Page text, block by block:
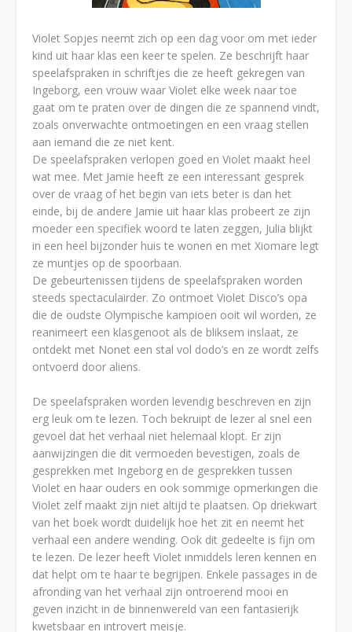
Violet Sopjes neemt zich op een dag voor om met ieder
kind uit haar klas een keer te spelen. Ze beschrijft haar
speelafspraken in schriftjes die ze heeft gekregen van
Ingeborg, een vrouw waar Violet elke week naar toe
gaat om te praten over de dingen die ze spannend vindt,
zoals onverwachte ontmoetingen en een vraag stellen
aan iemand die ze niet kent.
De speelafspraken verlopen goed en Violet maakt heel
wat mee. Met Jamie heeft ze een interessant gesprek
over de vraag of het begin van iets beter is dan het
einde, bij de andere Jamie uit haar klas probeert ze zijn
moeder een specifiek woord te laten zeggen, Julia blijkt
in een heel bijzonder huis te wonen en met Xiomare legt
ze muntjes op de spoorbaan.
De gebeurtenissen tijdens de speelafspraken worden
steeds spectaculairder. Zo ontmoet Violet Disco’s opa
die de oudste Olympische kampioen ooit wil worden, ze
reanimeert een klasgenoot als de bliksem inslaat, ze
ontdekt met Nonet een stal vol dodo’s en ze wordt zelfs
ontvoerd door aliens.
De speelafspraken worden levendig beschreven en zijn
erg leuk om te lezen. Toch bekruipt de lezer al snel een
gevoel dat het verhaal niet helemaal klopt. Er zijn
aanwijzingen die dit vermoeden bevestigen, zoals de
gesprekken met Ingeborg en de gesprekken tussen
Violet en haar ouders en ook sommige opmerkingen die
Violet zelf maakt zijn niet altijd te plaatsen. Op driekwart
van het boek wordt duidelijk hoe het zit en neemt het
verhaal een andere wending. Ook dit gedeelte is fijn om
te lezen. De lezer heeft Violet inmiddels leren kennen en
dat helpt om te haar te begrijpen. Enkele passages in de
afronding van het verhaal zijn ontroerend mooi en
geven inzicht in de binnenwereld van een fantasierijk
kwetsbaar en introvert meisje.